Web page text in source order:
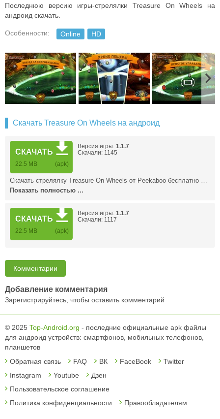
Последнюю версию игры-стрелялки Treasure On Wheels на
андроид скачать.
Особенности: Online HD
Скачать Treasure On Wheels на андроид
СКАЧАТЬ
22.5 MB (apk)
Версия игры: 1.1.7
Скачали: 1145
Скачать стрелялку Treasure On Wheels от Peekaboo бесплатно …
Показать полностью ...
СКАЧАТЬ
22.5 MB (apk)
Версия игры: 1.1.7
Скачали: 1117
Комментарии
Добавление комментария
Зарегистрируйтесь, чтобы оставить комментарий
© 2025 Top-Android.org - последние официальные apk файлы
для андроид устройств: смартфонов, мобильных телефонов,
планшетов
Обратная связь
FAQ ВК FaceBook
Twitter
Instagram
Youtube
Дзен
Пользовательское соглашение
Политика конфиденциальности
Правообладателям